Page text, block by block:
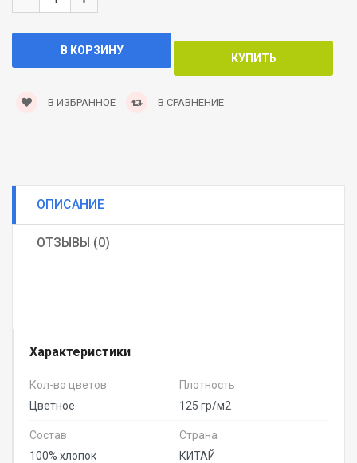
В ИЗБРАННОЕ В СРАВНЕНИЕ
ОПИСАНИЕ
ОТЗЫВЫ (0)
Характеристики
Кол-во цветов
Цветное
Плотность
125 гр/м2
Состав
100% хлопок
Страна
КИТАЙ